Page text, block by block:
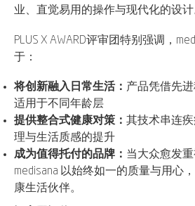
业、直觉易用的操作与现代化的设计
PLUS X AWARD评审团特别强调，
于：
将创新融入日常生活： 产品凭借先
适用于不同年龄层
提供整合式健康对策： 其技术串连
理与生活质感的提升
成为值得托付的品牌： 当大众愈发重
medisana 以始终如一的质量与用心
康生活伙伴。